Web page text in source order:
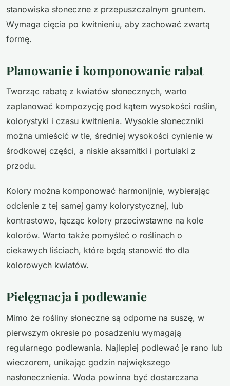
stanowiska słoneczne z przepuszczalnym gruntem.
Wymaga cięcia po kwitnieniu, aby zachować zwartą
formę.
Planowanie i komponowanie rabat
Tworząc rabatę z kwiatów słonecznych, warto
zaplanować kompozycję pod kątem wysokości roślin,
kolorystyki i czasu kwitnienia. Wysokie słoneczniki
można umieścić w tle, średniej wysokości cynienie w
środkowej części, a niskie aksamitki i portulaki z
przodu.
Kolory można komponować harmonijnie, wybierając
odcienie z tej samej gamy kolorystycznej, lub
kontrastowo, łącząc kolory przeciwstawne na kole
kolorów. Warto także pomyśleć o roślinach o
ciekawych liściach, które będą stanowić tło dla
kolorowych kwiatów.
Pielęgnacja i podlewanie
Mimo że rośliny słoneczne są odporne na suszę, w
pierwszym okresie po posadzeniu wymagają
regularnego podlewania. Najlepiej podlewać je rano lub
wieczorem, unikając godzin największego
nasłonecznienia. Woda powinna być dostarczana